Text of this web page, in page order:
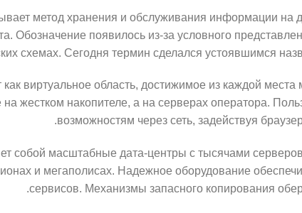
метод хранения и обслуживания информации на
Обозначение появилось из-за условного
схемах. Сегодня термин сделался устоявшимся
как виртуальное область, достижимое из каждой
жестком накопителе, а на серверах оператора.
возможностям через сеть, задействуя
собой масштабные дата-центры с тысячами
и мегаполисах. Надежное оборудование
сервисов. Механизмы запасного копирования